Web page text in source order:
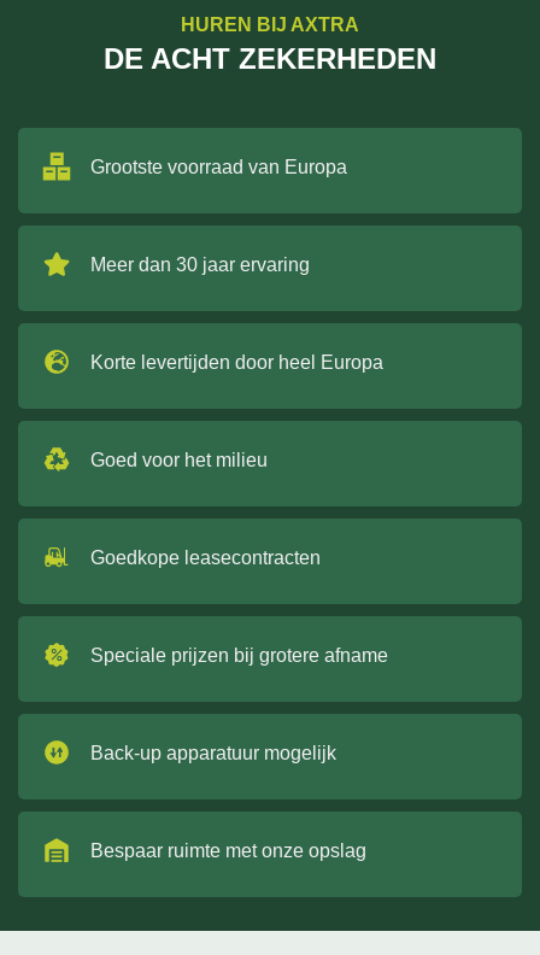
HUREN BIJ AXTRA
DE ACHT ZEKERHEDEN
Grootste voorraad van Europa
Meer dan 30 jaar ervaring
Korte levertijden door heel Europa
Goed voor het milieu
Goedkope leasecontracten
Speciale prijzen bij grotere afname
Back-up apparatuur mogelijk
Bespaar ruimte met onze opslag